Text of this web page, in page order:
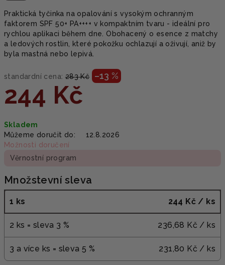
Praktická tyčinka na opalování s vysokým ochranným
faktorem SPF 50+ PA++++ v kompaktním tvaru - ideální pro
rychlou aplikaci během dne. Obohacený o esence z matchy
a ledových rostlin, které pokožku ochlazují a oživují, aniž by
byla mastná nebo lepivá.
standardní cena: 283 Kč –13 %
244 Kč
cena:
Skladem
Můžeme doručit do:
12.8.2026
Možnosti doručení
Věrnostní program
Množstevní sleva
1 ks 244 Kč / ks
2 ks = sleva 3 % 236,68 Kč / ks
3 a více ks = sleva 5 % 231,80 Kč / ks